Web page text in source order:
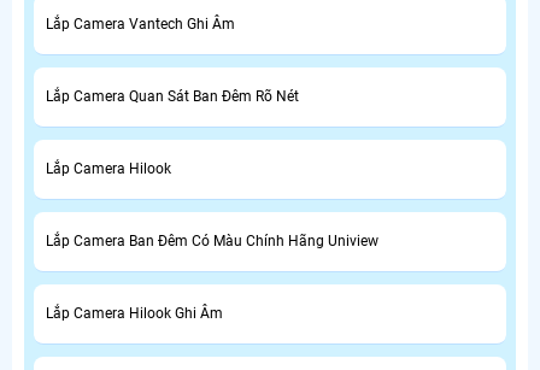
Lắp Camera Vantech Ghi Âm
Lắp Camera Quan Sát Ban Đêm Rõ Nét
Lắp Camera Hilook
Lắp Camera Ban Đêm Có Màu Chính Hãng Uniview
Lắp Camera Hilook Ghi Âm